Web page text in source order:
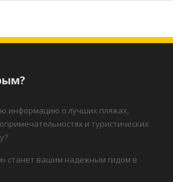
информацию о лучших пляжах,
и туристических
станет вашим надежным гидом в